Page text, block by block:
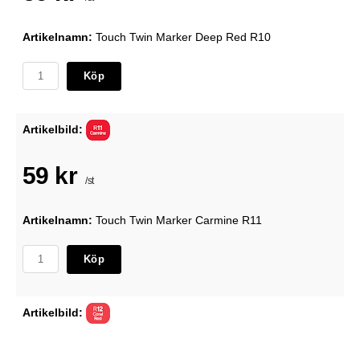
Artikelnamn: Touch Twin Marker Deep Red R10
Köp
Artikelbild:
59 kr /st
Artikelnamn: Touch Twin Marker Carmine R11
Köp
Artikelbild: